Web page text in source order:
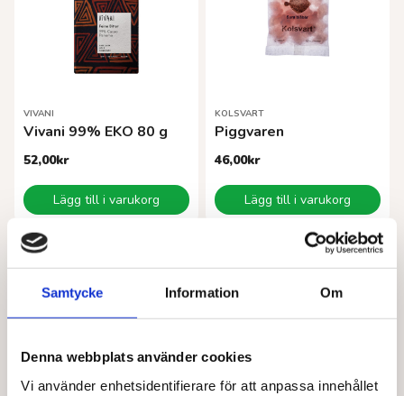
Samtycke Information Om
Denna webbplats använder cookies
Vi använder enhetsidentifierare för att anpassa innehållet
VIVANI
Vivani 99% EKO 80 g
52,00kr
Lägg till i varukorg
KOLSVART
Piggvaren
46,00kr
Lägg till i varukorg